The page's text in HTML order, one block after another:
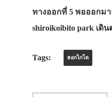
ทางออกที่ 5 พอออกม
shiroikoibito park เดิ
Tags: ฮอกไกโด